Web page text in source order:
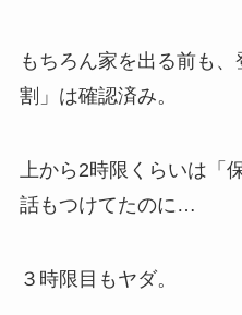
もちろん家を出る前も、
割」は確認済み。
上から2時限くらいは 「
話もつけてたのに…
３時限目もヤダ。